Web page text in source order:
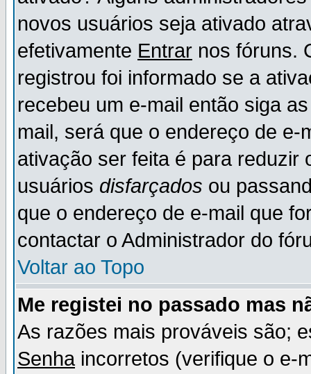
novos usuários seja ativado
efetivamente Entrar nos fóruns.
registrou foi informado se a
recebeu um e-mail então siga
mail, será que o endereço de
ativação ser feita é para reduzir
usuários disfarçados ou
que o endereço de e-mail que
contactar o Administrador do
Voltar ao Topo
Me registei no passado mas
As razões mais prováveis são;
Senhaincorretos (verifique o e-